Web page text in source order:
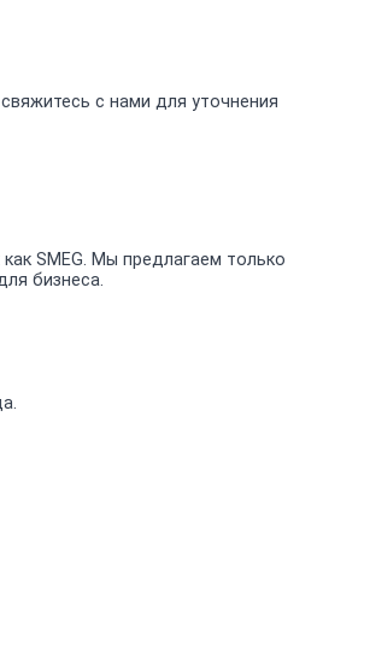
с нами для уточнения
SMEG. Мы предлагаем только
бизнеса.